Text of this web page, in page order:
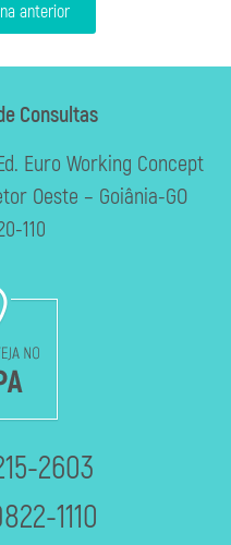
anterior
Consultas
Euro Working Concept
Oeste – Goiânia-GO
110
2603
1110